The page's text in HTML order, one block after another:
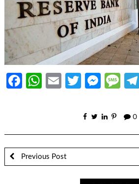
Facebook
WhatsApp
EmailTwitter
0
Previous Post